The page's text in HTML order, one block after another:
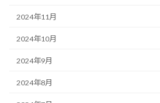
2024年11月
2024年10月
2024年9月
2024年8月